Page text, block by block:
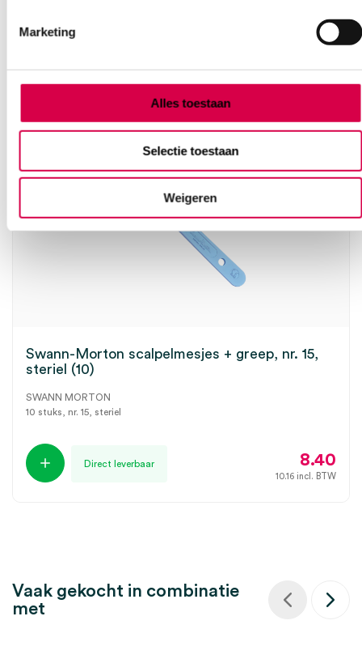
Marketing
Alles toestaan
Selectie toestaan
Weigeren
Ook interessant
Swann-Morton scalpelmesjes + greep, nr. 15,
steriel (10)
SWANN MORTON
10 stuks, nr. 15, steriel
Direct leverbaar 8.40
10.16 incl. BTW
Vaak gekocht in combinatie
met